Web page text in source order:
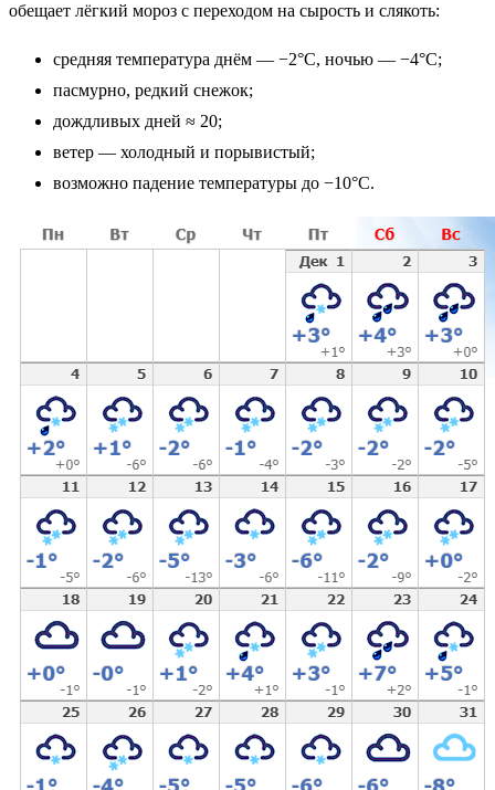
обещает лёгкий мороз с переходом на сырость и слякоть:
средняя температура днём — −2°С, ночью — −4°С;
пасмурно, редкий снежок;
дождливых дней ≈ 20;
ветер — холодный и порывистый;
возможно падение температуры до −10°С.